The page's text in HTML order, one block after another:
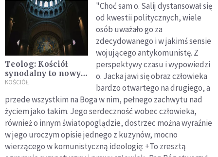
Teolog: Kościół
synodalny to nowy
sposób bycia
KOŚCIÓŁ
"Choć sam o. Salij dystansował się
od kwestii politycznych, wiele
osób uważało go za
zdecydowanego i w jakimś sensie
wojującego antykomunistę. Z
perspektywy czasu i wypowiedzi
o. Jacka jawi się obraz człowieka
bardzo otwartego na drugiego, a
przede wszystkim na Boga w nim, pełnego zachwytu nad
życiem jako takim. Jego serdeczność wobec człowieka,
również o innym światopoglądzie, dostrzec można wyraźnie
w jego uroczym opisie jednego z kuzynów, mocno
wierzącego w komunistyczną ideologię: +To zresztą